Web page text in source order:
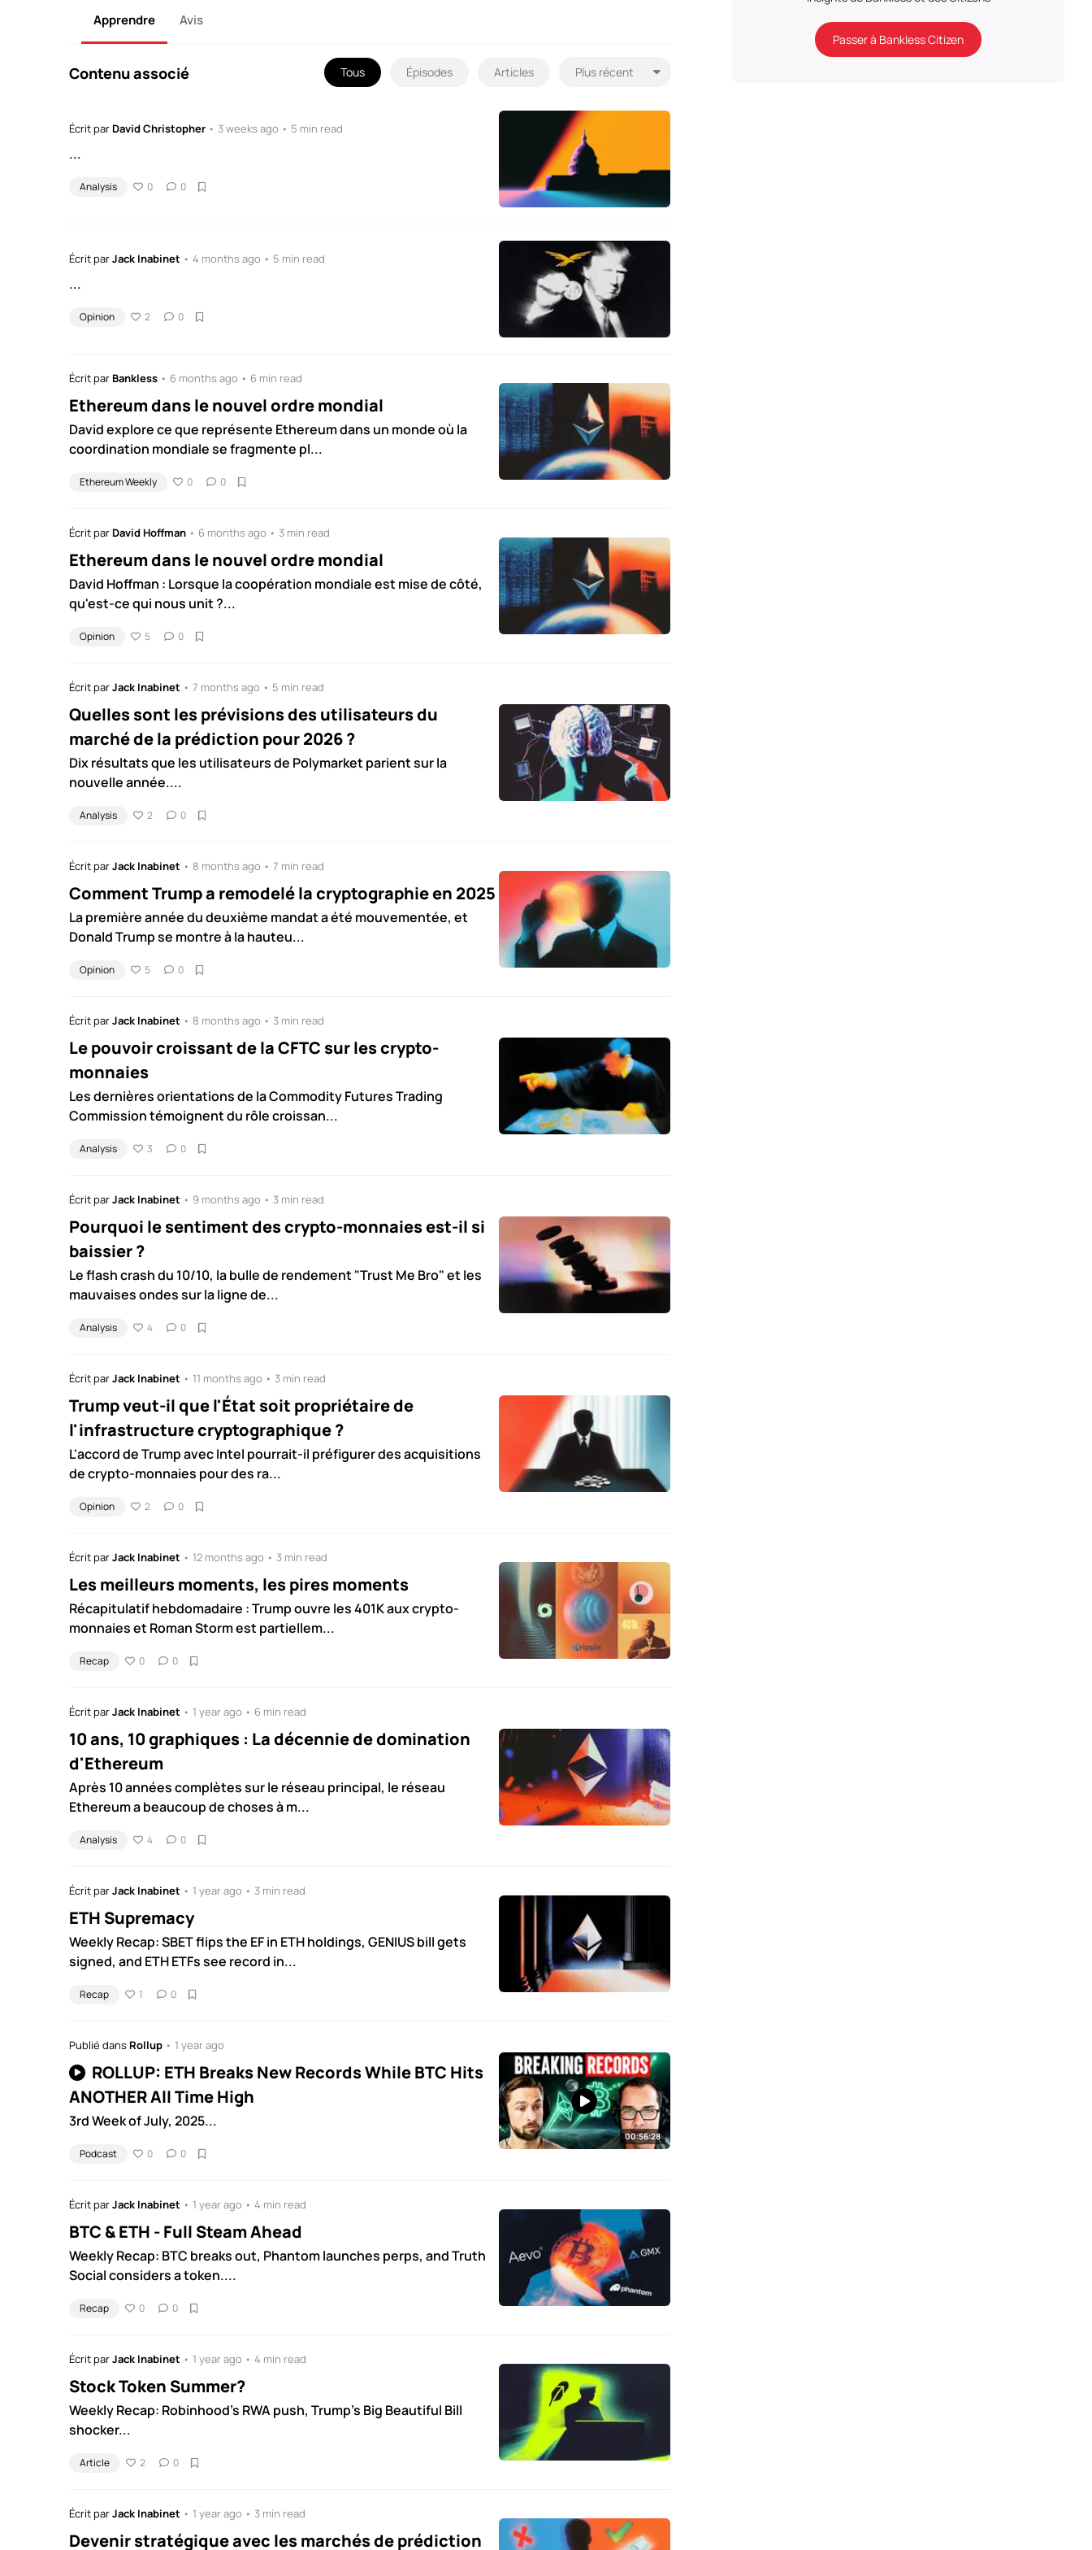
Apprendre Avis
Contenu associé Tous Épisodes Articles
Écrit parDavid Christopher • 3 weeks ago • 5 min read
...
Analysis 0 0
Écrit parJack Inabinet • 4 months ago • 5 min read
...
Opinion 2 0
Écrit parBankless • 6 months ago • 6 min read
Ethereum dans le nouvel ordre mondial
David explore ce que représente Ethereum dans un monde où la
coordination mondiale se fragmente pl...
Ethereum Weekly 0 0
Écrit parDavid Hoffman • 6 months ago • 3 min read
Ethereum dans le nouvel ordre mondial
David Hoffman : Lorsque la coopération mondiale est mise de côté,
qu'est-ce qui nous unit ?...
Opinion 5 0
Écrit parJack Inabinet • 7 months ago • 5 min read
Quelles sont les prévisions des utilisateurs du
marché de la prédiction pour 2026 ?
Dix résultats que les utilisateurs de Polymarket parient sur la
nouvelle année....
Analysis 2 0
Écrit parJack Inabinet • 8 months ago • 7 min read
Comment Trump a remodelé la cryptographie en 2025
La première année du deuxième mandat a été mouvementée, et
Donald Trump se montre à la hauteu...
Opinion 5 0
Écrit parJack Inabinet • 8 months ago • 3 min read
Le pouvoir croissant de la CFTC sur les crypto-
monnaies
Les dernières orientations de la Commodity Futures Trading
Commission témoignent du rôle croissan...
Analysis 3 0
Écrit parJack Inabinet • 9 months ago • 3 min read
Pourquoi le sentiment des crypto-monnaies est-il si
baissier ?
Le flash crash du 10/10, la bulle de rendement "Trust Me Bro" et les
mauvaises ondes sur la ligne de...
Analysis 4 0
Écrit parJack Inabinet • 11 months ago • 3 min read
Trump veut-il que l'État soit propriétaire de
l'infrastructure cryptographique ?
L'accord de Trump avec Intel pourrait-il préfigurer des acquisitions
de crypto-monnaies pour des ra...
Opinion 2 0
Écrit parJack Inabinet • 12 months ago • 3 min read
Les meilleurs moments, les pires moments
Récapitulatif hebdomadaire : Trump ouvre les 401K aux crypto-
monnaies et Roman Storm est partiellem...
Recap 0 0
Écrit parJack Inabinet • 1 year ago • 6 min read
10 ans, 10 graphiques : La décennie de domination
d'Ethereum
Après 10 années complètes sur le réseau principal, le réseau
Ethereum a beaucoup de choses à m...
Analysis 4 0
Écrit parJack Inabinet • 1 year ago • 3 min read
ETH Supremacy
Weekly Recap: SBET flips the EF in ETH holdings, GENIUS bill gets
signed, and ETH ETFs see record in...
Recap 1 0
Publié dansRollup • 1 year ago
ROLLUP: ETH Breaks New Records While BTC Hits
ANOTHER All Time High
3rd Week of July, 2025...
Podcast 0 0
00:56:28
Écrit parJack Inabinet • 1 year ago • 4 min read
BTC & ETH - Full Steam Ahead
Weekly Recap: BTC breaks out, Phantom launches perps, and Truth
Social considers a token....
Recap 0 0
Écrit parJack Inabinet • 1 year ago • 4 min read
Stock Token Summer?
Weekly Recap: Robinhood's RWA push, Trump's Big Beautiful Bill
shocker...
Article 2 0
Écrit parJack Inabinet • 1 year ago • 3 min read
Devenir stratégique avec les marchés de prédiction
Passer à Bankless Citizen